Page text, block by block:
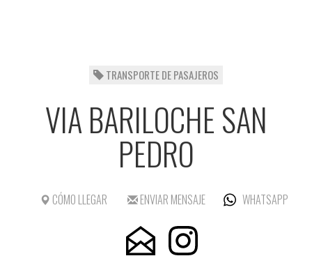
TRANSPORTE DE PASAJEROS
VIA BARILOCHE SAN
PEDRO
CÓMO LLEGAR ENVIAR MENSAJE WHATSAPP